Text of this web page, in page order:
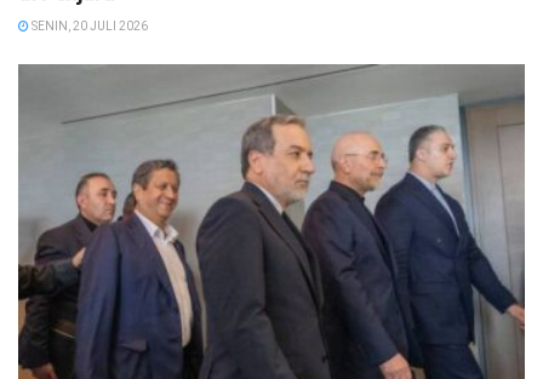
SENIN, 20 JULI 2026